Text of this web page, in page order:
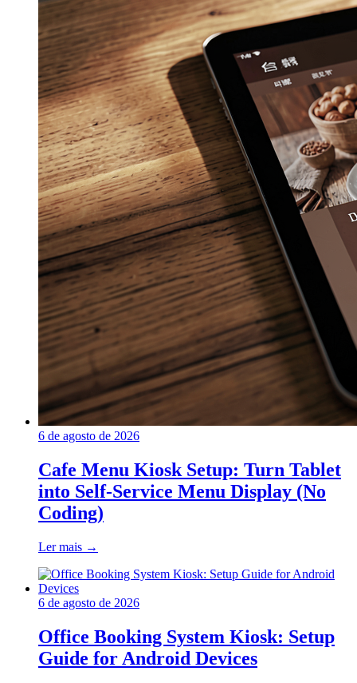
6 de agosto de 2026
Cafe Menu Kiosk Setup: Turn Tablet
into Self-Service Menu Display (No
Coding)
Ler mais →
6 de agosto de 2026
Office Booking System Kiosk: Setup
Guide for Android Devices